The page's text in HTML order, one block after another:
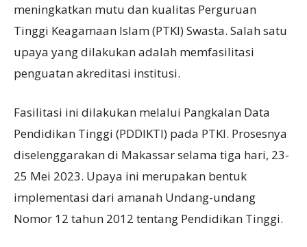
meningkatkan mutu dan kualitas Perguruan
Tinggi Keagamaan Islam (PTKI) Swasta. Salah satu
upaya yang dilakukan adalah memfasilitasi
penguatan akreditasi institusi.
Fasilitasi ini dilakukan melalui Pangkalan Data
Pendidikan Tinggi (PDDIKTI) pada PTKI. Prosesnya
diselenggarakan di Makassar selama tiga hari, 23-
25 Mei 2023. Upaya ini merupakan bentuk
implementasi dari amanah Undang-undang
Nomor 12 tahun 2012 tentang Pendidikan Tinggi.